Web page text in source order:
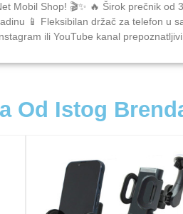
Mobil Shop! 🎬✨ 🔥 Širok prečnik od
📱 Fleksibilan držač za telefon u
ili YouTube kanal
Od Istog